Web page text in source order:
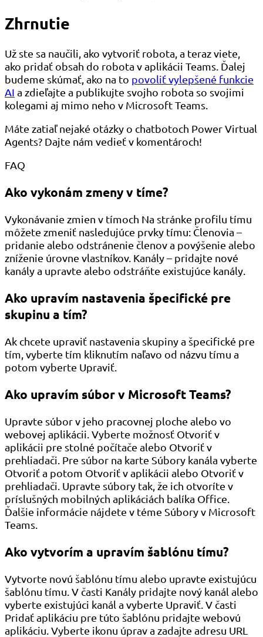
Zhrnutie
Už ste sa naučili, ako vytvoriť robota, a teraz viete,
ako pridať obsah do robota v aplikácii Teams. Ďalej
budeme skúmať, ako na to povoliť vylepšené funkcie
AI a zdieľajte a publikujte svojho robota so svojimi
kolegami aj mimo neho v Microsoft Teams.
Máte zatiaľ nejaké otázky o chatbotoch Power Virtual
Agents? Dajte nám vedieť v komentároch!
FAQ
Ako vykonám zmeny v tíme?
Vykonávanie zmien v tímoch Na stránke profilu tímu
môžete zmeniť nasledujúce prvky tímu: Členovia –
pridanie alebo odstránenie členov a povýšenie alebo
zníženie úrovne vlastníkov. Kanály – pridajte nové
kanály a upravte alebo odstráňte existujúce kanály.
Ako upravím nastavenia špecifické pre
skupinu a tím?
Ak chcete upraviť nastavenia skupiny a špecifické pre
tím, vyberte tím kliknutím naľavo od názvu tímu a
potom vyberte Upraviť.
Ako upravím súbor v Microsoft Teams?
Upravte súbor v jeho pracovnej ploche alebo vo
webovej aplikácii. Vyberte možnosť Otvoriť v
aplikácii pre stolné počítače alebo Otvoriť v
prehliadači. Pre súbor na karte Súbory kanála vyberte
Otvoriť a potom Otvoriť v aplikácii alebo Otvoriť v
prehliadači. Upravte súbory tak, že ich otvoríte v
príslušných mobilných aplikáciách balíka Office.
Ďalšie informácie nájdete v téme Súbory v Microsoft
Teams.
Ako vytvorím a upravím šablónu tímu?
Vytvorte novú šablónu tímu alebo upravte existujúcu
šablónu tímu. V časti Kanály pridajte nový kanál alebo
vyberte existujúci kanál a vyberte Upraviť. V časti
Pridať aplikáciu pre túto šablónu pridajte webovú
aplikáciu. Vyberte ikonu úprav a zadajte adresu URL